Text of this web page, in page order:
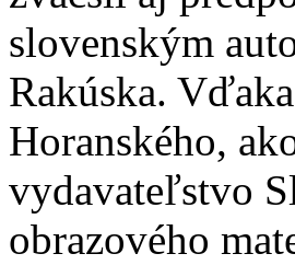
slovenským
Rakúska.
Horanského,
vydavateľstvo
obrazového